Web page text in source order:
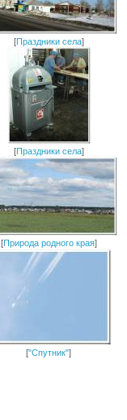
[Праздники села]
[Праздники села]
[Природа родного края]
["Спутник"]